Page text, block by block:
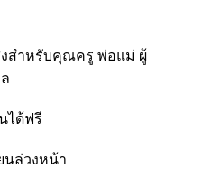
สำหรับคุณครู พ่อแม่ ผู้
ได้ฟรี
นล่วงหน้า